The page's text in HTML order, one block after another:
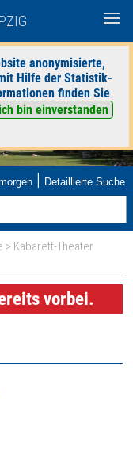
anonymisierte,
Hilfe der Statistik-
finden Sie
bin einverstanden
| Detaillierte Suche
> Kabarett-Theater
vorbei.